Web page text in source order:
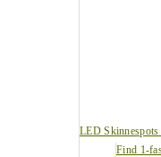
LED
Find 1-